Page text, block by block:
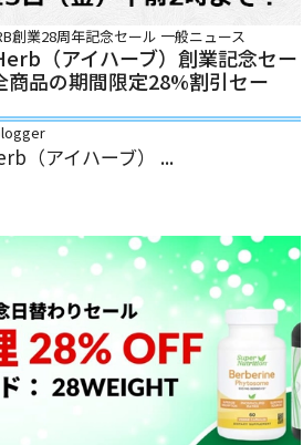
創業28周年記念セール 一般ニュース
（アイハーブ）創業記念セー
商品の期間限定28%割引セー
（アイハーブ） ...